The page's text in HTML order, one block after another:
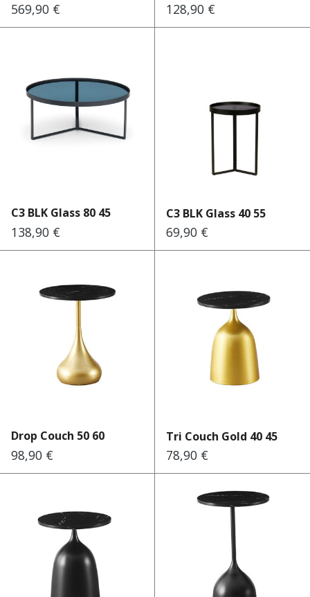
Regulärer Preis:
569,90 € Regulärer Preis:
128,90 €
C3 BLK Glass 80 45
Regulärer Preis:
138,90 €
C3 BLK Glass 40 55
Regulärer Preis:
69,90 €
Drop Couch 50 60
Regulärer Preis:
98,90 €
Tri Couch Gold 40 45
Regulärer Preis:
78,90 €